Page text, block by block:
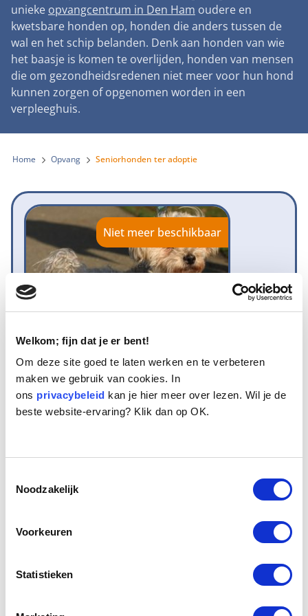
Welkom; fijn dat je er bent!
Om deze site goed te laten werken en te verbeteren
maken we gebruik van cookies. In
ons privacybeleid kan je hier meer over lezen. Wil je de
beste website-ervaring? Klik dan op OK.
Noodzakelijk
Voorkeuren
Statistieken
Landelijke registratie bijtincidenten
Verantwoord fokbeleid
Landelijk vuurwerkverbod
Verplichte pre-aanschaf cursus
Gemeentelijk meldpunt bijtincidenten
Bescherming tegen grasaren
Lezingen
Symposium Gemeentelijk Dierenbeleid
Teken onze petitie
Steun als bedrijf
Adopteer een seniorhond
Sponsor een seniorhond
Steun als vrijwilliger
Honden voor Honden Loop
Vraag een donatiebox aan
Wat wij doen
Onze organisatie
Samenwerking
Jaarverslag
Vacatures
Donateursmagazine Hond
Onze successen voor honden
Contactgegevens
Pers
Nieuws
Nieuwsbrief
Incassodata
Zoeken
unieke opvangcentrum in Den Ham oudere en
kwetsbare honden op, honden die anders tussen de
wal en het schip belanden. Denk aan honden van wie
het baasje is komen te overlijden, honden van mensen
die om gezondheidsredenen niet meer voor hun hond
kunnen zorgen of opgenomen worden in een
verpleeghuis.
Home Opvang Seniorhonden ter adoptie
Niet meer beschikbaar
Ras/type: Maltezer
Reden opvang:
Geplaatst.
Twee –bijna- onafscheidelijke kleine teefjes van 11 en 13 jaar oud die
wegens ziekte van hun 90 jarige eigenaresse naar het seniorenhuis